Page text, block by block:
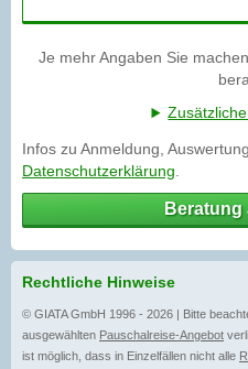
Je mehr Angaben Sie
Infos zu Anmeldung,
Datenschutzerklärung
Rechtliche Hinweise
© GIATA GmbH 1996 - 2026 | Bitte
ausgewählten Pauschalreise-Angebot
ist möglich, dass in Einzelfällen nicht alle